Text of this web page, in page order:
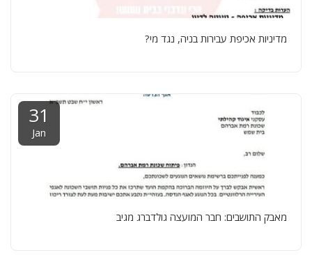
מדיניות אכיפת עבירות בניה, נגד מי?
31
Jan
מאבק התושבים: חבר המועצה גולדברג מגיב